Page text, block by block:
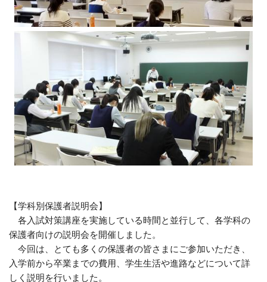
【学科別保護者説明会】
各入試対策講座を実施している時間と並行して、各学科の
保護者向けの説明会を開催しました。
今回は、とても多くの保護者の皆さまにご参加いただき、
入学前から卒業までの費用、学生生活や進路などについて詳
しく説明を行いました。